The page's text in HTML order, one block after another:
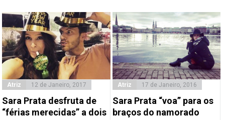
Atriz 12 de Janeiro, 2017
Sara Prata desfruta de
“férias merecidas” a dois
Atriz 17 de Janeiro, 2016
Sara Prata “voa” para os
braços do namorado